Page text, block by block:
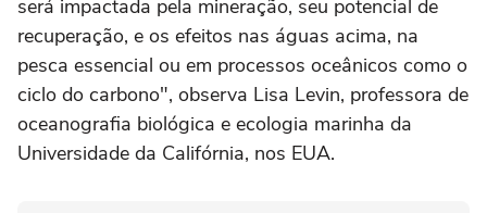
será impactada pela mineração, seu potencial de
recuperação, e os efeitos nas águas acima, na
pesca essencial ou em processos oceânicos como o
ciclo do carbono", observa Lisa Levin, professora de
oceanografia biológica e ecologia marinha da
Universidade da Califórnia, nos EUA.